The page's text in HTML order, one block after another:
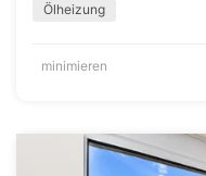
Ölheizung
minimieren